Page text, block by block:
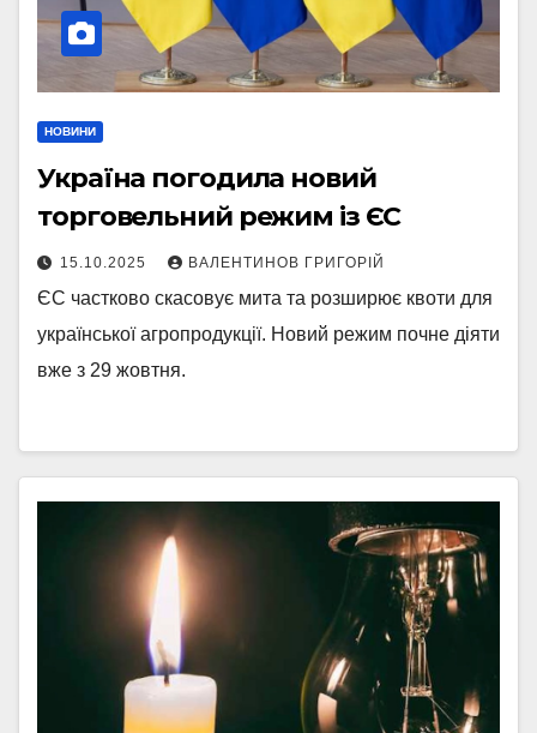
НОВИНИ
Україна погодила новий
торговельний режим із ЄС
15.10.2025 ВАЛЕНТИНОВ ГРИГОРІЙ
ЄС частково скасовує мита та розширює квоти для
української агропродукції. Новий режим почне діяти
вже з 29 жовтня.